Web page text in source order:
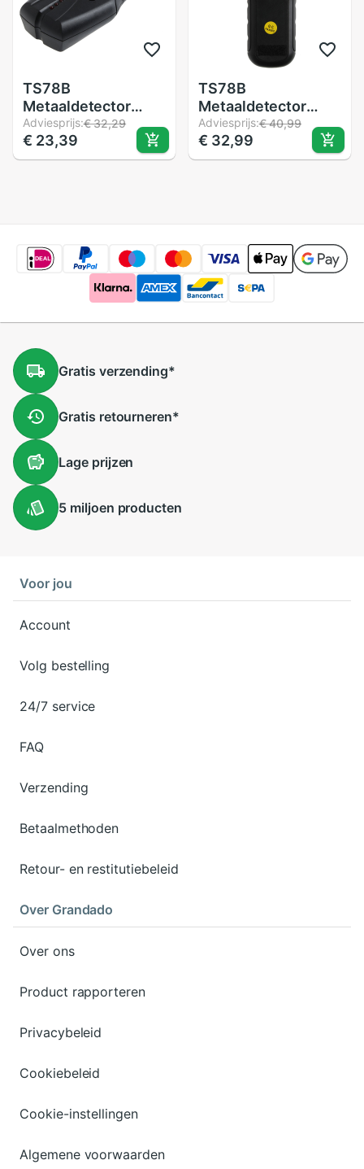
TS78B
Metaaldetector
Hout Stud Finder
Elektronische
Sensor Draad Kabel
Adviesprijs:€ 32,29
€ 23,39
TS78B
Metaaldetector
Hout Stud Finder
Elektronische
Sensor Draad Kabel
Adviesprijs:€ 40,99
€ 32,99
Gratis verzending*
Gratis retourneren*
Lageprijzen
5 miljoen producten
Voor jou
Account
Volg bestelling
24/7 service
FAQ
Verzending
Betaalmethoden
Retour- en restitutiebeleid
Over Grandado
Over ons
Product rapporteren
Privacybeleid
Cookiebeleid
Cookie-instellingen
Algemene voorwaarden